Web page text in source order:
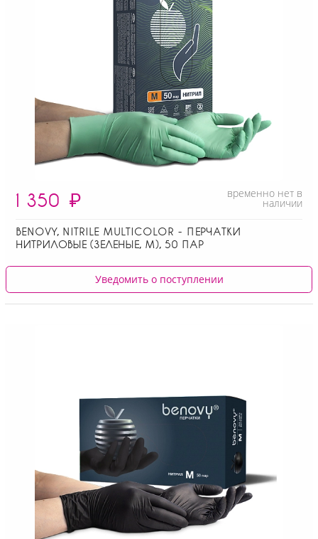
1 350 ₽ временно нет в
наличии
BENOVY, NITRILE MULTICOLOR - ПЕРЧАТКИ
НИТРИЛОВЫЕ (ЗЕЛЕНЫЕ, M), 50 ПАР
Уведомить о поступлении